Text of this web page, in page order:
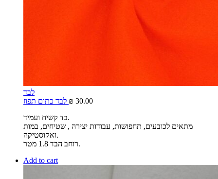
לבד
₪ 30.00
בד קשיח ועמיד.
מתאים לכובעים, תחפושות, עבודות יצירה , שטיחים, במות
ואקוסטיקה.
רוחב הבד 1.8 מטר.
Add to cart